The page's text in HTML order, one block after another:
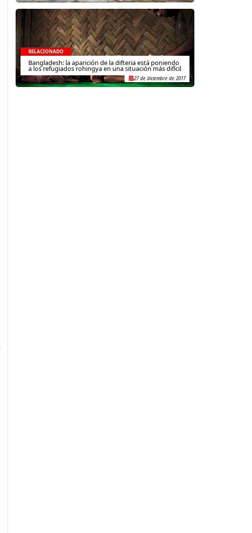
RELACIONADO
Bangladesh: la aparición de la difteria está poniendo
a los refugiados rohingya en una situación más difícil
27 de diciembre de 2017